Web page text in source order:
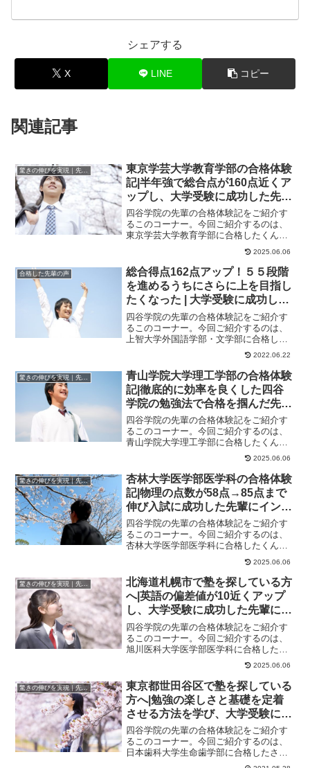
シェアする
X LINE コピー
関連記事
驚きの伸びを実現｜先輩列伝
東京学芸大学教育学部の合格体験
記|半年強で総合点が160点近くア
ップし、大学受験に成功した先輩
にインタビュー！大学受験予備校
四谷学院
四谷学院の先輩の合格体験記をご紹介す
るこのコーナー。今回ご紹介するのは、
東京学芸大学教育学部に合格したくんの
ストーリーです。くんが合格した大学東
2025.06.06
合格した先輩の声
総合得点162点アップ！５５段階
を進めるうちにさらに上を目指し
たくなった | 大学受験に成功した
先輩にインタビュー【大学受験予
備校四谷学院】
四谷学院の先輩の合格体験記をご紹介す
るこのコーナー。今回ご紹介するのは、
上智大学外国語学部・文学部に合格した
くんのストーリーです。55段階を進める
2022.06.22
青山学院大学理工学部の合格体験
記|徹底的に効率を良くした四谷
学院の勉強法で合格を掴んだ先輩
にインタビュー！大学受験予備校
四谷学院
四谷学院の先輩の合格体験記をご紹介す
るこのコーナー。今回ご紹介するのは、
青山学院大学理工学部に合格したくんの
ストーリーです。くんが合格した大学青
2025.06.06
驚きの伸びを実現｜先輩列伝
杏林大学医学部医学科の合格体験
記|物理の点数が58点→85点まで
伸び入試に成功した先輩にインタ
ビュー！大学受験予備校四谷学院
四谷学院の先輩の合格体験記をご紹介す
るこのコーナー。今回ご紹介するのは、
杏林大学医学部医学科に合格したくんの
ストーリーです。くんが合格した大学杏
2025.06.06
驚きの伸びを実現｜先輩列伝
北海道札幌市で塾を探している方
へ|英語の偏差値が10近くアップ
し、大学受験に成功した先輩にイ
ンタビュー！大学受験予備校四谷
学院
四谷学院の先輩の合格体験記をご紹介す
るこのコーナー。今回ご紹介するのは、
旭川医科大学医学部医学科に合格したさ
んのストーリーです。基礎を固める目的
2025.06.06
驚きの伸びを実現｜先輩列伝
東京都世田谷区で塾を探している
方へ|勉強の楽しさと基礎を定着
させる方法を学び、大学受験に成
功した先輩にインタビュー！大学
受験予備校四谷学院
四谷学院の先輩の合格体験記をご紹介す
るこのコーナー。今回ご紹介するのは、
日本歯科大学生命歯学部に合格したさん
のストーリーです。基礎の見直しから